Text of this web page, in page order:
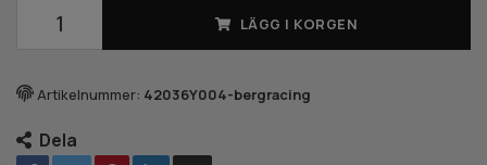
LÄGG I KORGEN
Artikelnummer: 42036Y004-bergracing
Dela